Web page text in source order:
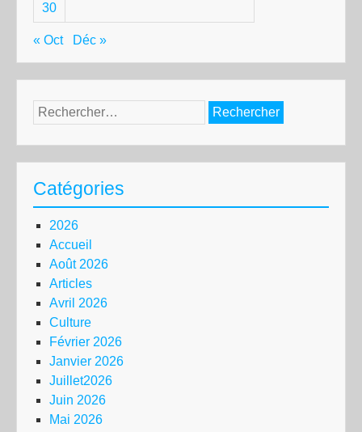
30
« Oct Déc »
Rechercher :
Catégories
2026
Accueil
Août 2026
Articles
Avril 2026
Culture
Février 2026
Janvier 2026
Juillet2026
Juin 2026
Mai 2026